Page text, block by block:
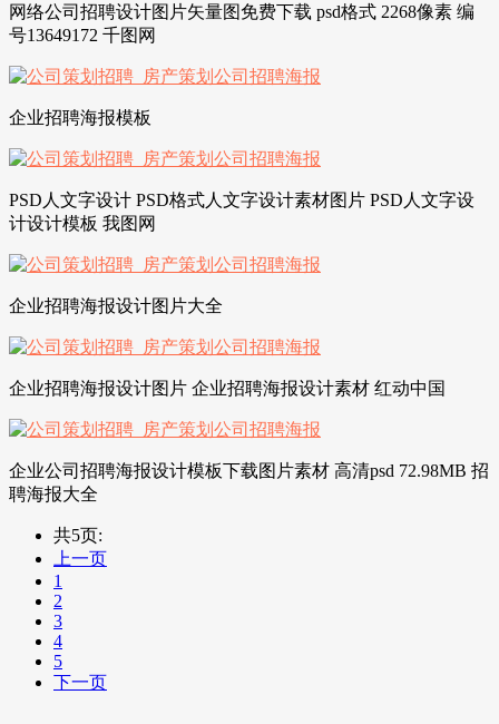
网络公司招聘设计图片矢量图免费下载 psd格式 2268像素 编
号13649172 千图网
企业招聘海报模板
PSD人文字设计 PSD格式人文字设计素材图片 PSD人文字设
计设计模板 我图网
企业招聘海报设计图片大全
企业招聘海报设计图片 企业招聘海报设计素材 红动中国
企业公司招聘海报设计模板下载图片素材 高清psd 72.98MB 招
聘海报大全
共5页:
上一页
1
2
3
4
5
下一页